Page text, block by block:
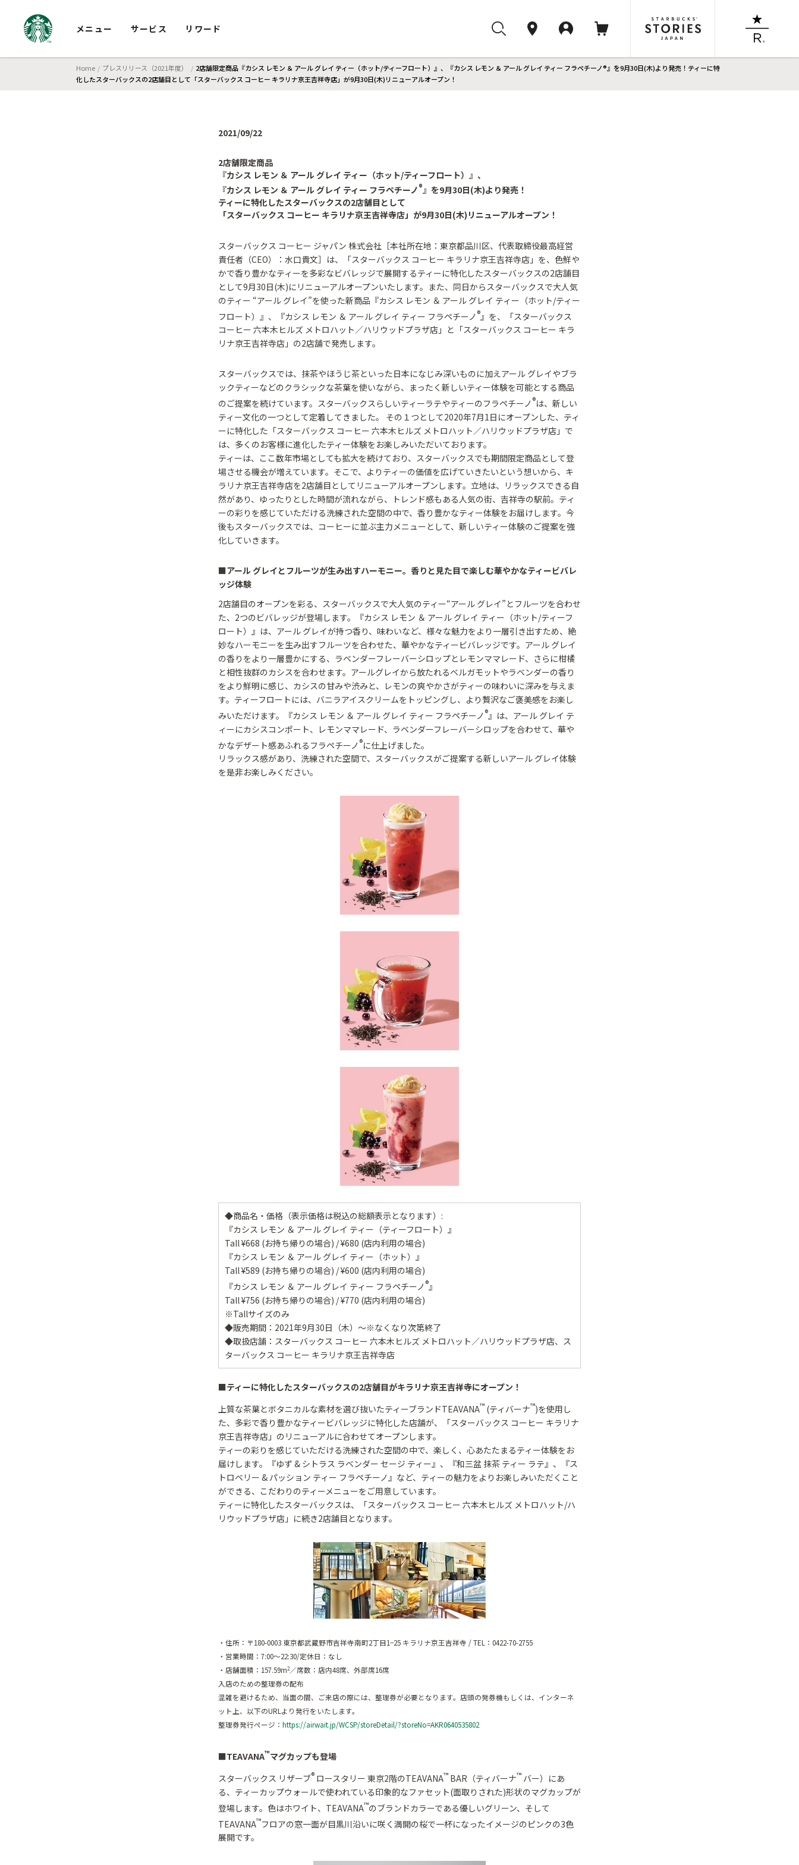
メニュー サービス リワード
Home プレスリリース（2021年度）
2店舗限定商品『カシス レモン ＆ アール グレイ ティー（ホット/ティーフロート）』、『カシス レモン ＆ アール グレイ ティー フラペチーノ®』を9月30日(木)より発売！ティーに特
化したスターバックスの2店舗目として「スターバックス コーヒー キラリナ京王吉祥寺店」が9月30日(木)リニューアルオープン！
2021/09/22
2店舗限定商品
『カシス レモン ＆ アール グレイ ティー（ホット/ティーフロート）』、
『カシス レモン ＆ アール グレイ ティー フラペチーノ® 』を9月30日(木)より発売！
ティーに特化したスターバックスの2店舗目として
「スターバックス コーヒー キラリナ京王吉祥寺店」が9月30日(木)リニューアルオープン！
スターバックス コーヒー ジャパン 株式会社［本社所在地：東京都品川区、代表取締役最高経営
責任者（CEO）：水口貴文］は、「スターバックス コーヒー キラリナ京王吉祥寺店」を、色鮮や
かで香り豊かなティーを多彩なビバレッジで展開するティーに特化したスターバックスの2店舗目
として9月30日(木)にリニューアルオープンいたします。また、同日からスターバックスで大人気
のティー “アール グレイ”を使った新商品『カシス レモン ＆ アール グレイ ティー（ホット/ティー
フロート）』、『カシス レモン ＆ アール グレイ ティー フラペチーノ ®』を、「スターバックス
コーヒー 六本木ヒルズ メトロハット／ハリウッドプラザ店」と「スターバックス コーヒー キラ
リナ京王吉祥寺店」の2店舗で発売します。
スターバックスでは、抹茶やほうじ茶といった日本になじみ深いものに加えアール グレイやブラ
ックティーなどのクラシックな茶葉を使いながら、まったく新しいティー体験を可能とする商品
のご提案を続けています。スターバックスらしいティーラテやティーのフラペチーノ ®は、新しい
ティー文化の一つとして定着してきました。 その１つとして2020年7月1日にオープンした、ティ
ーに特化した「スターバックス コーヒー 六本木ヒルズ メトロハット／ハリウッドプラザ店」で
は、多くのお客様に進化したティー体験をお楽しみいただいております。
ティーは、ここ数年市場としても拡大を続けており、スターバックスでも期間限定商品として登
場させる機会が増えています。そこで、よりティーの価値を広げていきたいという想いから、キ
ラリナ京王吉祥寺店を2店舗目としてリニューアルオープンします。立地は、リラックスできる自
然があり、ゆったりとした時間が流れながら、トレンド感もある人気の街、吉祥寺の駅前。ティ
ーの彩りを感じていただける洗練された空間の中で、香り豊かなティー体験をお届けします。今
後もスターバックスでは、コーヒーに並ぶ主力メニューとして、新しいティー体験のご提案を強
化していきます。
■アール グレイとフルーツが生み出すハーモニー。香りと見た目で楽しむ華やかなティービバレ
ッジ体験
2店舗目のオープンを彩る、スターバックスで大人気のティー“アール グレイ”とフルーツを合わせ
た、2つのビバレッジが登場します。『カシス レモン ＆ アール グレイ ティー（ホット/ティーフ
ロート）』は、アール グレイが持つ香り、味わいなど、様々な魅力をより一層引き出すため、絶
妙なハーモニーを生み出すフルーツを合わせた、華やかなティービバレッジです。アール グレイ
の香りをより一層豊かにする、ラベンダーフレーバーシロップとレモンママレード、さらに柑橘
と相性抜群のカシスを合わせます。アールグレイから放たれるベルガモットやラベンダーの香り
をより鮮明に感じ、カシスの甘みや渋みと、レモンの爽やかさがティーの味わいに深みを与えま
す。ティーフロートには、バニラアイスクリームをトッピングし、より贅沢なご褒美感をお楽し
みいただけます。『カシス レモン ＆ アール グレイ ティー フラペチーノ ®』は、アール グレイ テ
ィーにカシスコンポート、レモンママレード、ラベンダーフレーバーシロップを合わせて、華や
かなデザート感あふれるフラペチーノ ®に仕上げました。
リラックス感があり、洗練された空間で、スターバックスがご提案する新しいアール グレイ体験
を是非お楽しみください。
◆商品名・価格（表示価格は税込の総額表示となります）:
『カシス レモン ＆ アール グレイ ティー（ティーフロート）』
Tall ¥668 (お持ち帰りの場合) / ¥680 (店内利用の場合)
『カシス レモン ＆ アール グレイ ティー（ホット）』
Tall ¥589 (お持ち帰りの場合) / ¥600 (店内利用の場合)
『カシス レモン ＆ アール グレイ ティー フラペチーノ ®』
Tall ¥756 (お持ち帰りの場合) / ¥770 (店内利用の場合)
※Tallサイズのみ
◆販売期間：2021年9月30日（木）～※なくなり次第終了
◆取扱店舗：スターバックス コーヒー 六本木ヒルズ メトロハット／ハリウッドプラザ店、ス
ターバックス コーヒー キラリナ京王吉祥寺店
■ティーに特化したスターバックスの2店舗目がキラリナ京王吉祥寺にオープン！
上質な茶葉とボタニカルな素材を選び抜いたティーブランドTEAVANA™ (ティバーナ™)を使用し
た、多彩で香り豊かなティービバレッジに特化した店舗が、「スターバックス コーヒー キラリナ
京王吉祥寺店」のリニューアルに合わせてオープンします。
ティーの彩りを感じていただける洗練された空間の中で、楽しく、心あたたまるティー体験をお
届けします。『ゆず & シトラス ラベンダー セージ ティー』、『和三盆 抹茶 ティー ラテ』、『ス
トロベリー & パッション ティー フラペチーノ』など、ティーの魅力をよりお楽しみいただくこと
ができる、こだわりのティーメニューをご用意しています。
ティーに特化したスターバックスは、「スターバックス コーヒー 六本木ヒルズ メトロハット/ハ
リウッドプラザ店」に続き2店舗目となります。
・住所：〒180-0003 東京都武蔵野市吉祥寺南町2丁目1−25 キラリナ京王吉祥寺 / TEL：0422-70-2755
・営業時間：7:00～22:30/定休日：なし
・店舗面積：157.59m2／席数：店内48席、外部席16席
入店のための整理券の配布
混雑を避けるため、当面の間、ご来店の際には、整理券が必要となります。店頭の発券機もしくは、インターネ
ット上、以下のURLより発行をいたします。
整理券発行ページ： https://airwait.jp/WCSP/storeDetail/?storeNo=AKR0640535802
■TEAVANA™マグカップも登場
スターバックス リザーブ® ロースタリー 東京2階のTEAVANA™ BAR（ティバーナ™ バー）にあ
る、ティーカップウォールで使われている印象的なファセット(面取りされた)形状のマグカップが
登場します。色はホワイト、TEAVANA™のブランドカラーである優しいグリーン、そして
TEAVANA™フロアの窓一面が目黒川沿いに咲く満開の桜で一杯になったイメージのピンクの3色
展開です。